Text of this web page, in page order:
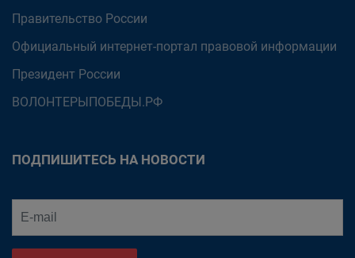
Правительство России
Официальный интернет-портал правовой информации
Президент России
ВОЛОНТЕРЫПОБЕДЫ.РФ
ПОДПИШИТЕСЬ НА НОВОСТИ